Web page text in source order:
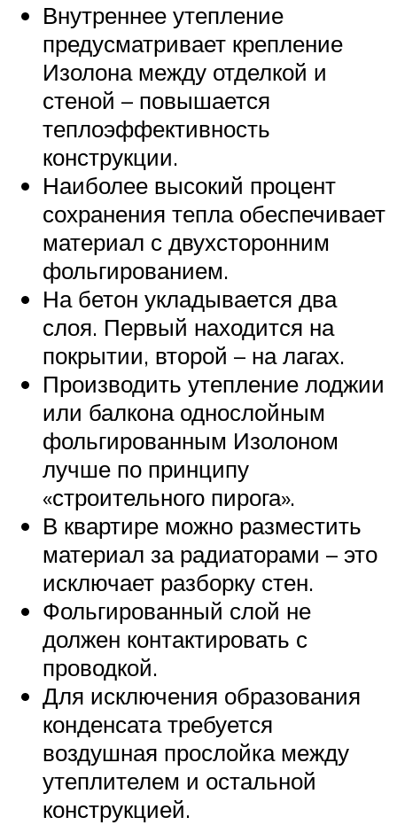
Внутреннее утепление
предусматривает крепление
Изолона между отделкой и
стеной – повышается
теплоэффективность
конструкции.
Наиболее высокий процент
сохранения тепла обеспечивает
материал с двухсторонним
фольгированием.
На бетон укладывается два
слоя. Первый находится на
покрытии, второй – на лагах.
Производить утепление лоджии
или балкона однослойным
фольгированным Изолоном
лучше по принципу
«строительного пирога».
В квартире можно разместить
материал за радиаторами – это
исключает разборку стен.
Фольгированный слой не
должен контактировать с
проводкой.
Для исключения образования
конденсата требуется
воздушная прослойка между
утеплителем и остальной
конструкцией.